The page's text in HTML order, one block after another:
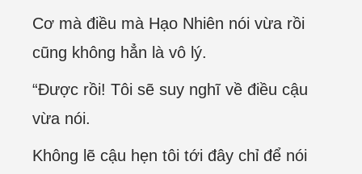
Cơ mà điều mà Hạo Nhiên nói vừa rồi
cũng không hẳn là vô lý.
“Được rồi! Tôi sẽ suy nghĩ về điều cậu
vừa nói.
Không lẽ cậu hẹn tôi tới đây chỉ để nói